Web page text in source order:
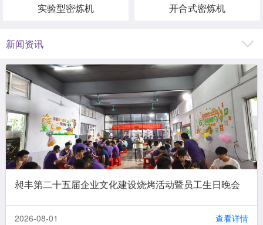
实验型密炼机 开合式密炼机
新闻资讯
昶丰第二十五届企业文化建设烧烤活动暨员工生日晚会
2026-08-01 查看详情